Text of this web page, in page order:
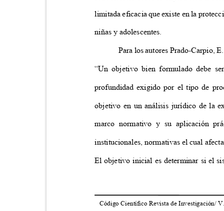
limitada eficacia que existe en la
niñas y adolescentes.
Para los autores Prado-Carpio,
“Un objetivo bien formulado debe
profundidad exigido por el tipo de
objetivo en un análisis jurídico de la
marco normativo y su aplicación
institucionales, normativas el cual
El objetivo inicial es determinar si el
Código Científico Revista de Investigación/